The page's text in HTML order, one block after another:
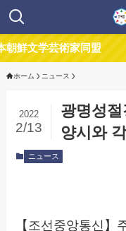
学芸術家同盟
ホーム ニュース
광명성
양시와
2022
2/13
ニュース
【조선중앙통신】